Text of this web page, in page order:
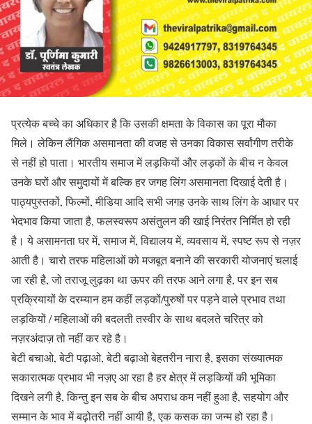
प्रत्येक बच्चे का अधिकार है कि उसकी क्षमता के विकास का पूरा मौका
मिले। लेकिन लैंगिक असमानता की वजह से उनका विकास सर्वांगीण तरीके
से नहीं हो पाता। भारतीय समाज में लड़कियों और लड़कों के बीच न केवल
उनके घरों और समुदायों में बल्कि हर जगह लिंग असमानता दिखाई देती है।
पाठ्यपुस्तकों, फिल्मों, मीडिया आदि सभी जगह उनके साथ लिंग के आधार पर
भेदभाव किया जाता है, फलस्वरूप असंतुलन की खाई निरंतर निर्मित हो रही
है। ये असामनता घर में, समाज में, विद्यालय में, व्यवसाय में, स्पष्ट रूप से नज़र
आती है। चारो तरफ महिलाओं को मजबूत बनाने की सरकारी योजनाएं चलाई
जा रही है, जो तराजू लुढ़का था ऊपर की तरफ आने लगा है, पर इन सब
प्रक्रियायों के दरम्यान हम कहीं लड़कों/पुरुषों पर पड़ने वाले प्रभाव तथा
लड़कियों / महिलाओं की बदलती तस्वीर के साथ बदलते चरित्र को
नज़रअंदाज़ तो नहीं कर रहे है।
बेटी बचाओ, बेटी पढ़ाओ, बेटी बढ़ाओ बेहतरीन नारा है, इसका संख्यात्मक
सकारात्मक प्रभाव भी नज़ए आ रहा है हर क्षेत्र में लड़कियों की भूमिका
दिखने लगी है, किन्तु इन सब के बीच अपराध कम नहीं हुआ है, सहयोग और
सम्मान के भाव में बढ़ोतरी नहीं आयी है, एक कसक का जन्म हो रहा है।